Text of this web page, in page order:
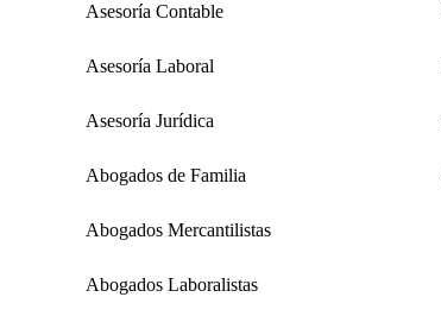
Asesoría Contable
Asesoría Laboral
Asesoría Jurídica
Abogados de Familia
Abogados Mercantilistas
Abogados Laboralistas